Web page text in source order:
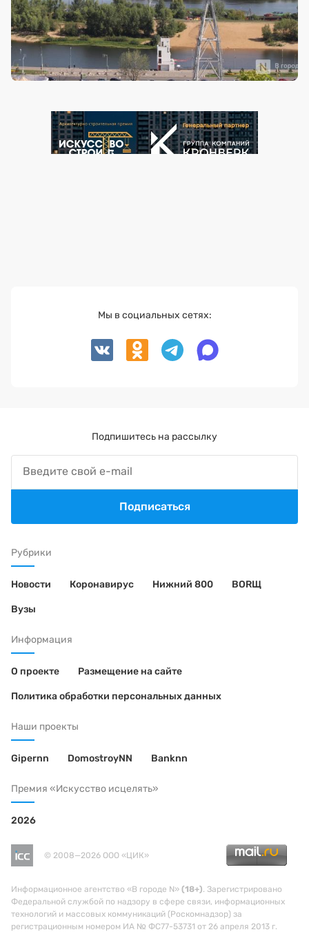
Рубрики
Новости Коронавирус Нижний 800 BORЩ
Вузы
Информация
О проекте Размещение на сайте
Политика обработки персональных данных
Наши проекты
Gipernn DomostroyNN Banknn
Премия «Искусство исцелять»
2026
© 2008—2026 ООО «ЦИК»
Информационное агентство «В городе N» (18+). Зарегистрировано
Федеральной службой по надзору в сфере связи, информационных
технологий и массовых коммуникаций (Роскомнадзор) за
регистрационным номером ИА № ФС77-53731 от 26 апреля 2013 г.
Мы в социальных сетях:
Подпишитесь на рассылку
Подписаться